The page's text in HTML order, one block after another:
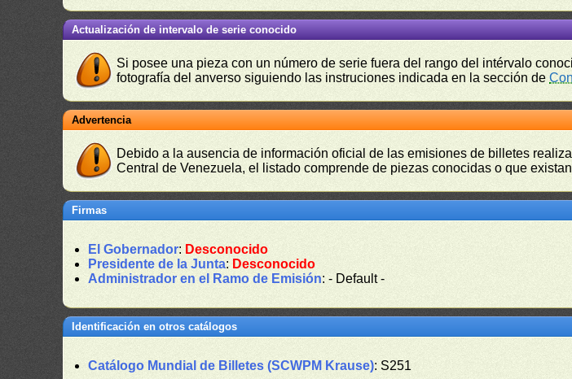
Actualización de intervalo de serie conocido
Si posee una pieza con un número de serie fuera del rango del intérvalo
fotografía del anverso siguiendo las instruciones indicada en la sección de
Advertencia
Debido a la ausencia de información oficial de las emisiones de billetes
Central de Venezuela, el listado comprende de piezas conocidas o que
Firmas
El Gobernador: Desconocido
Presidente de la Junta: Desconocido
Administrador en el Ramo de Emisión: - Default -
Identificación en otros catálogos
Catálogo Mundial de Billetes (SCWPM Krause): S251